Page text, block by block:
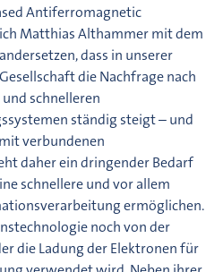
Antiferromagnetic
Matthias Althammer mit dem
dass in unserer
die Nachfrage nach
schnelleren
ständig steigt – und
verbundenen
daher ein dringender Bedarf
schnellere und vor allem
ermöglichen.
noch von der
die Ladung der Elektronen für